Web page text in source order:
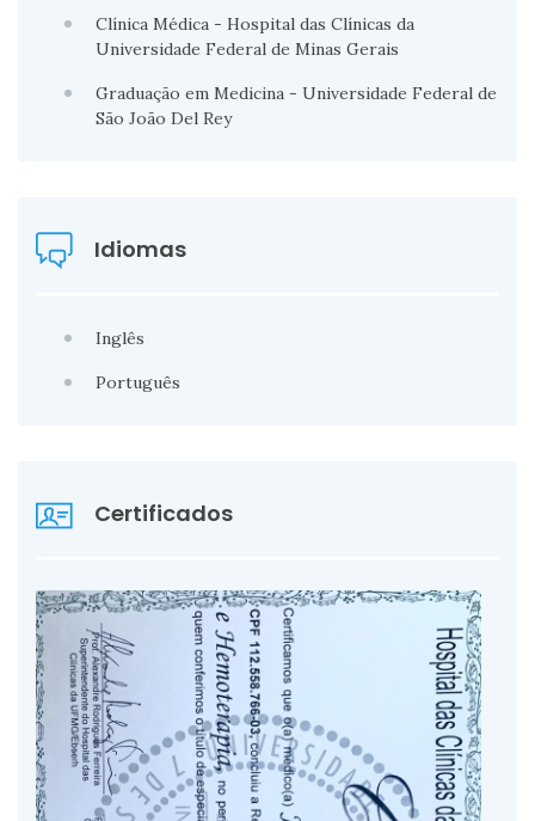
Clínica Médica - Hospital das Clínicas da
Universidade Federal de Minas Gerais
Graduação em Medicina - Universidade Federal de
São João Del Rey
Idiomas
Inglês
Português
Certificados